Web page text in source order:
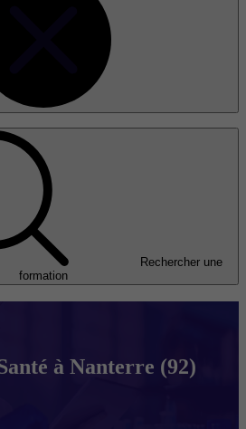
Rechercher une
formation
à Nanterre (92)